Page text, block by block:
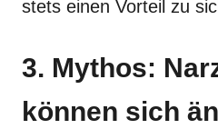
stets einen Vorteil zu
3. Mythos:
können sich